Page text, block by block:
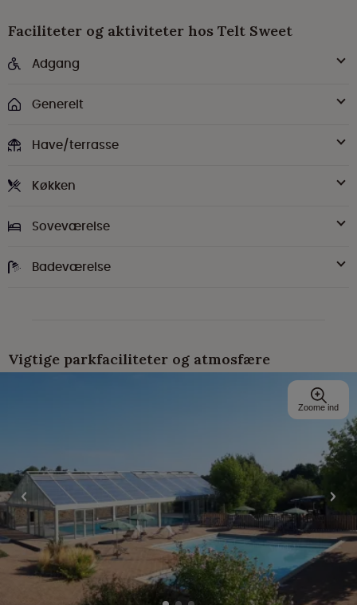
Faciliteter og aktiviteter hos Telt Sweet
Adgang
Generelt
Have/terrasse
Køkken
Soveværelse
Badeværelse
Vigtige parkfaciliteter og atmosfære
Zoome ind